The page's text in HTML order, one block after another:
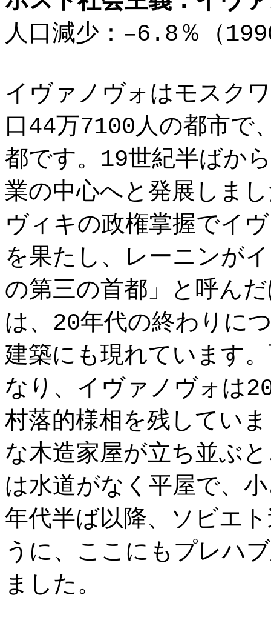
人口減少：–6.8％（
イヴァノヴォはモスク
口44万7100人の都市で
都です。19世紀半ばか
業の中心へと発展しま
ヴィキの政権掌握でイ
を果たし、レーニンが
の第三の首都」と呼ん
は、20年代の終わりに
建築にも現れています
なり、イヴァノヴォは
村落的様相を残してい
な木造家屋が立ち並ぶ
は水道がなく平屋で、
年代半ば以降、ソビエ
うに、ここにもプレハ
ました。